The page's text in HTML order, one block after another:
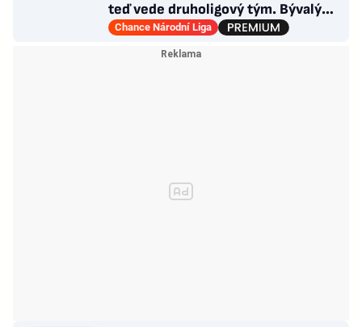
teď vede druholigový tým. Bývalý
reportér zažívá raketový vzestup
Chance Národní Liga